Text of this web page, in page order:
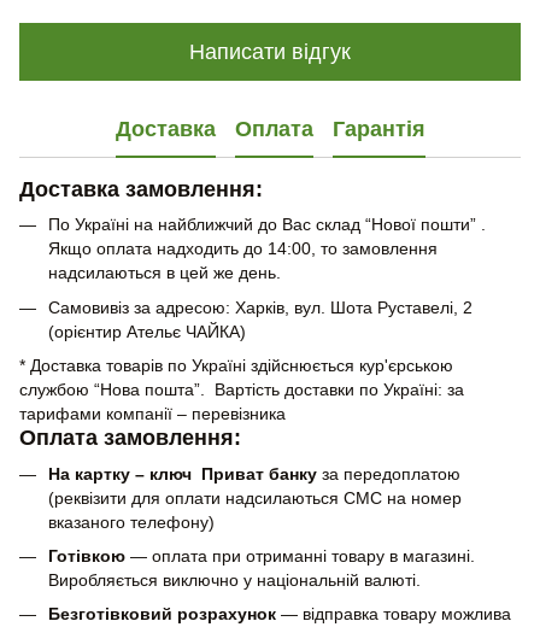
Написати відгук
Доставка Оплата Гарантія
Доставка замовлення:
По Україні на найближчий до Вас склад “Нової пошти” .
Якщо оплата надходить до 14:00, то замовлення
надсилаються в цей же день.
Самовивіз за адресою: Харків, вул. Шота Руставелі, 2
(орієнтир Ательє ЧАЙКА)
* Доставка товарів по Україні здійснюється кур'єрською
службою “Нова пошта”. Вартість доставки по Україні: за
тарифами компанії – перевізника
Оплата замовлення:
На картку – ключ Приват банку за передоплатою
(реквізити для оплати надсилаються СМС на номер
вказаного телефону)
Готівкою — оплата при отриманні товару в магазині.
Виробляється виключно у національній валюті.
Безготівковий розрахунок — відправка товару можлива